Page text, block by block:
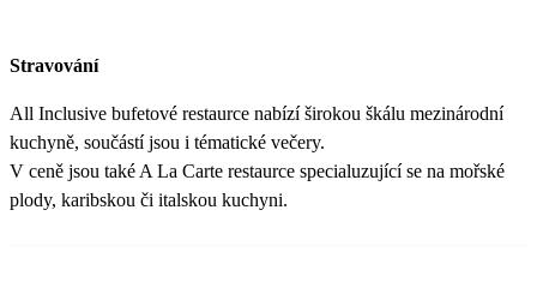
Stravování
All Inclusive bufetové restaurce nabízí širokou škálu mezinárodní
kuchyně, součástí jsou i tématické večery.
V ceně jsou také A La Carte restaurce specialuzující se na mořské
plody, karibskou či italskou kuchyni.